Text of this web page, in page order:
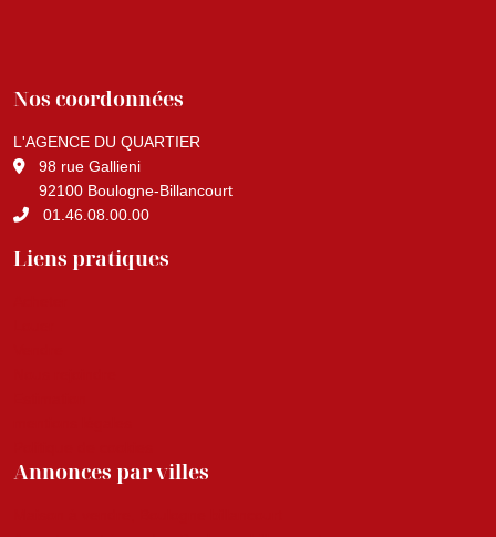
Nos coordonnées
L'AGENCE DU QUARTIER
98 rue Gallieni
92100 Boulogne-Billancourt
01.46.08.00.00
Liens pratiques
Annonces par villes